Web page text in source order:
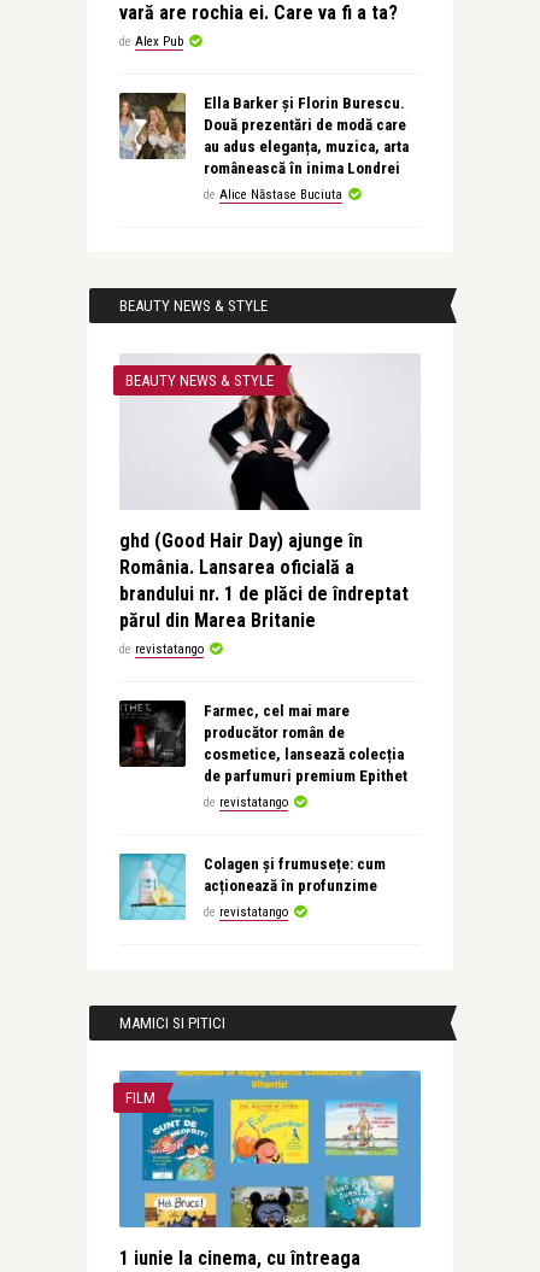
vară are rochia ei. Care va fi a ta?
de Alex Pub
Ella Barker și Florin Burescu.
Două prezentări de modă care
au adus eleganța, muzica, arta
românească în inima Londrei
de Alice Năstase Buciuta
BEAUTY NEWS & STYLE
BEAUTY NEWS & STYLE
ghd (Good Hair Day) ajunge în
România. Lansarea oficială a
brandului nr. 1 de plăci de îndreptat
părul din Marea Britanie
de revistatango
Farmec, cel mai mare
producător român de
cosmetice, lansează colecția
de parfumuri premium Epithet
de revistatango
Colagen și frumusețe: cum
acționează în profunzime
de revistatango
MAMICI SI PITICI
FILM
1 iunie la cinema, cu întreaga